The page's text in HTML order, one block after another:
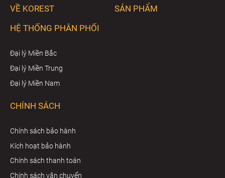
VỀ KOREST
SẢN PHẨM
HỆ THỐNG PHÂN PHỐI
Đại lý Miền Bắc
Đại lý Miền Trung
Đại lý Miền Nam
CHÍNH SÁCH
Chính sách bảo hành
Kích hoạt bảo hành
Chính sách thanh toán
Chính sách vận chuyển